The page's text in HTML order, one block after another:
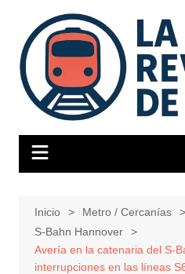
contenido
Inicio Metro / Cercanías
S-Bahn Hannover
Avería en la catenaria del S-
interrupciones en las líneas